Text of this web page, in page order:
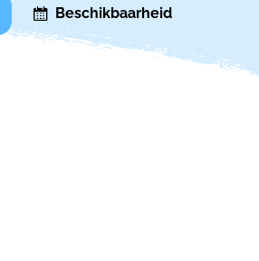
Beschikbaarheid